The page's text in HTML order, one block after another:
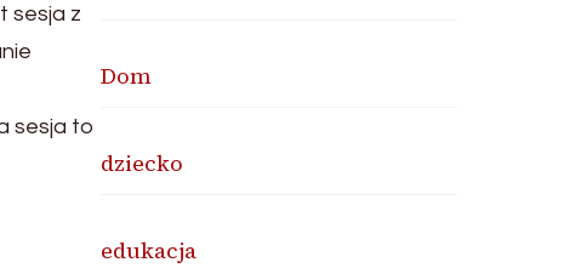
sesja z
sesja to
Dom
dziecko
edukacja